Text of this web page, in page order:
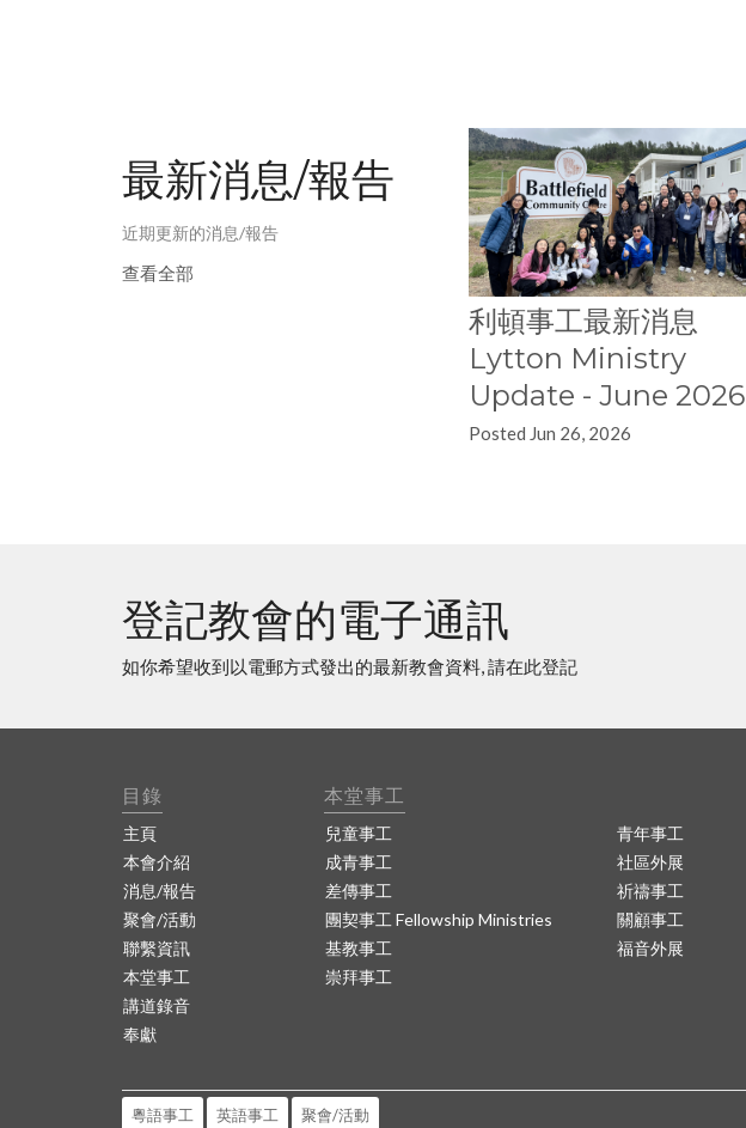
最新消息/報告
近期更新的消息/報告
查看全部
利頓事工最新消息
Lytton Ministry
Update - June 2026
Posted Jun 26, 2026
登記教會的電子通訊
如你希望收到以電郵方式發出的最新教會資料, 請在此登記
目錄
主頁
本會介紹
消息/報告
聚會/活動
聯繫資訊
本堂事工
講道錄音
奉獻
本堂事工
兒童事工
青年事工
成青事工
社區外展
差傳事工
祈禱事工
團契事工 Fellowship Ministries
關顧事工
基教事工
福音外展
崇拜事工
粵語事工 英語事工 聚會/活動